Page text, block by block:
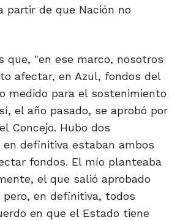
partir de que Nación no
que, "en ese marco, nosotros
afectar, en Azul, fondos del
medido para el sostenimiento
el año pasado, se aprobó por
Concejo. Hubo dos
en definitiva estaban ambos
fondos. El mío planteaba
el que salió aprobado
pero, en definitiva, todos
en que el Estado tiene